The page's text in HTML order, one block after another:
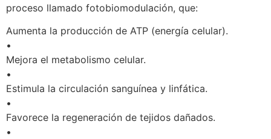
proceso llamado fotobiomodulación, que:
Aumenta la producción de ATP (energía celular).
•
Mejora el metabolismo celular.
•
Estimula la circulación sanguínea y linfática.
•
Favorece la regeneración de tejidos dañados.
•